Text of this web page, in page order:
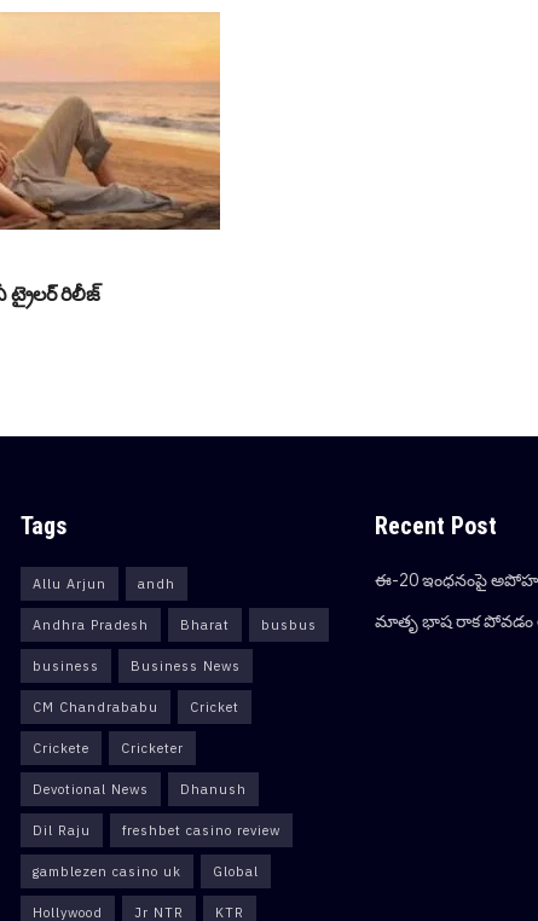
ట్రైల‌ర్ రిలీజ్
Tags
Allu Arjun andh
Andhra Pradesh Bharat busbus
business Business News
CM Chandrababu Cricket
Crickete Cricketer
Devotional News Dhanush
Dil Raju freshbet casino review
gamblezen casino uk Global
Hollywood Jr NTR KTR
Recent Post
ఈ-20 ఇంధనంపై
మాతృ భాష రాక పోవడం